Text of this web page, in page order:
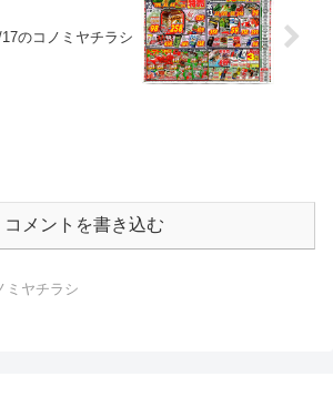
のコノミヤチラシ
コメントを書き込む
ミヤチラシ